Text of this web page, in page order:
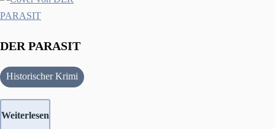
DER PARASIT
Historischer Krimi
Weiterlesen